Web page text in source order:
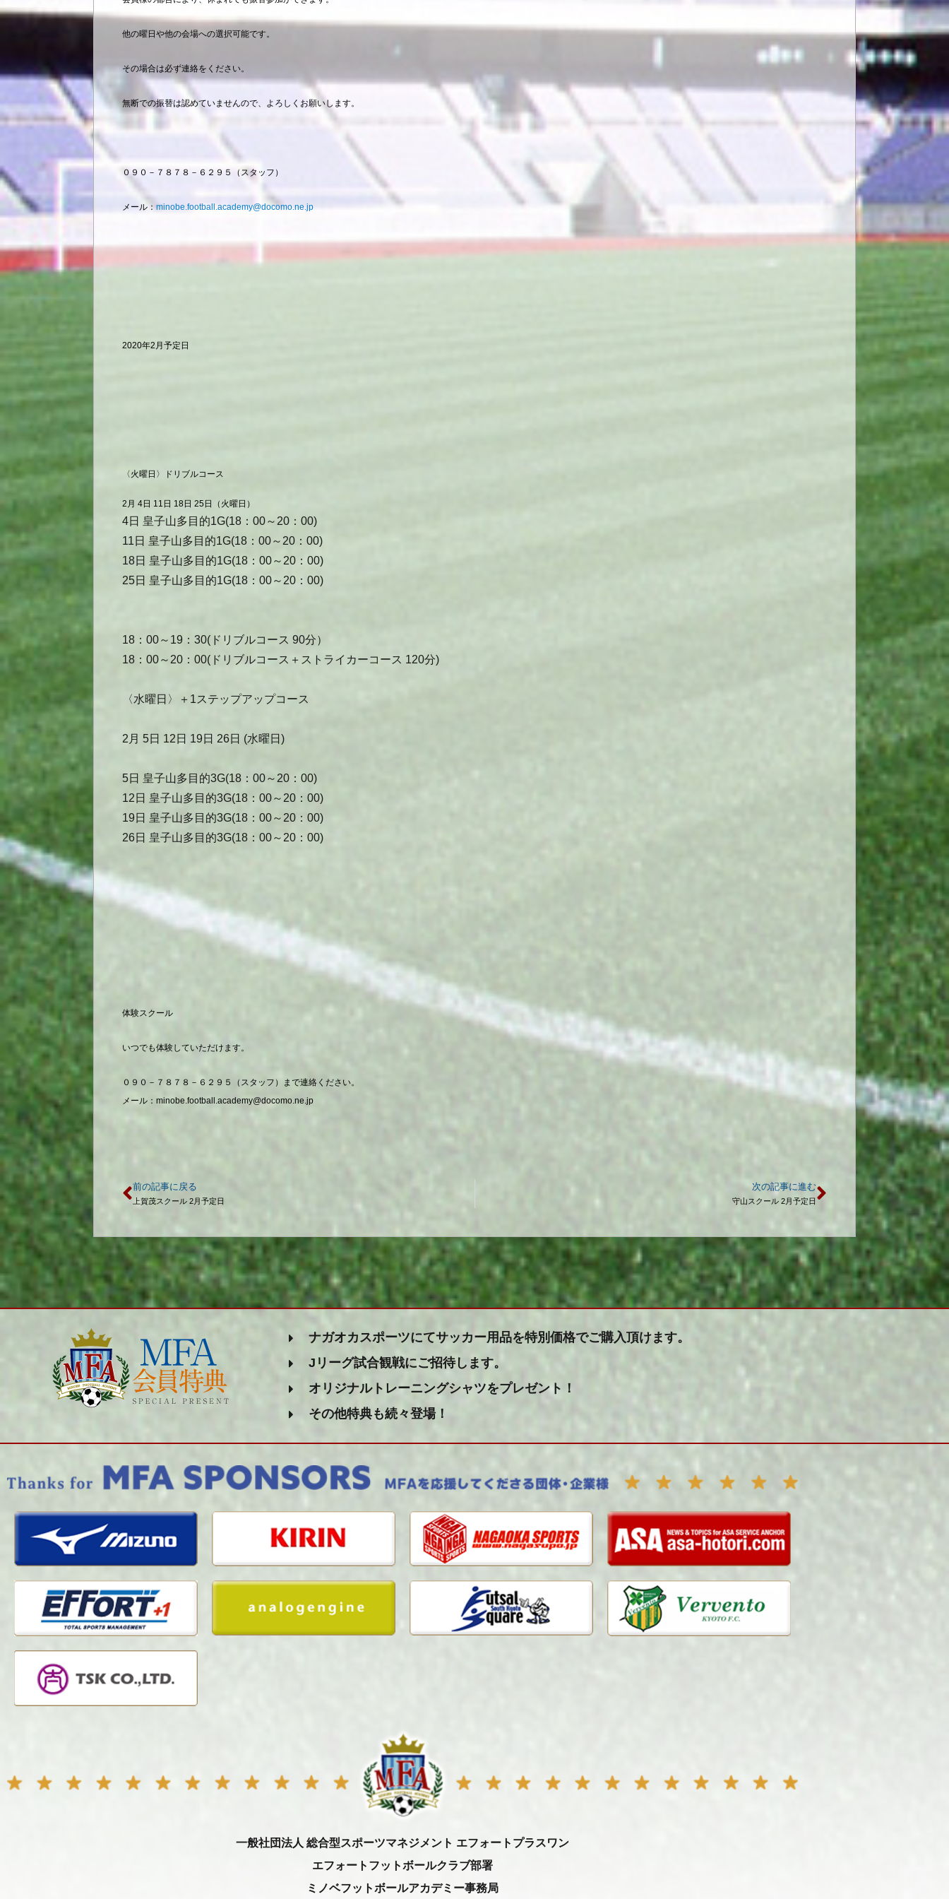
他の曜日や他の会場への選択可能です。
その場合は必ず連絡をください。
無断での振替は認めていませんので、よろしくお願いします。
０９０－７８７８－６２９５（スタッフ）
メール： minobe.football.academy@docomo.ne.jp
2020年2月予定日
〈火曜日〉ドリブルコース
2月 4日 11日 18日 25日（火曜日）
4日 皇子山多目的1G(18：00～20：00)
11日 皇子山多目的1G(18：00～20：00)
18日 皇子山多目的1G(18：00～20：00)
25日 皇子山多目的1G(18：00～20：00)
18：00～19：30(ドリブルコース 90分）
18：00～20：00(ドリブルコース＋ストライカーコース 120分)
〈水曜日〉＋1ステップアップコース
2月 5日 12日 19日 26日 (水曜日)
5日 皇子山多目的3G(18：00～20：00)
12日 皇子山多目的3G(18：00～20：00)
19日 皇子山多目的3G(18：00～20：00)
26日 皇子山多目的3G(18：00～20：00)
体験スクール
いつでも体験していただけます。
０９０－７８７８－６２９５（スタッフ）まで連絡ください。
メール： minobe.football.academy@docomo.ne.jp
前の記事に戻る
上賀茂スクール 2月予定日
次の記事に進む
守山スクール 2月予定日
ナガオカスポーツにてサッカー用品を特別価格でご購入頂けます。
Jリーグ試合観戦にご招待します。
オリジナルトレーニングシャツをプレゼント！
その他特典も続々登場！
一般社団法人 総合型スポーツマネジメント エフォートプラスワン
エフォートフットボールクラブ部署
ミノベフットボールアカデミー事務局